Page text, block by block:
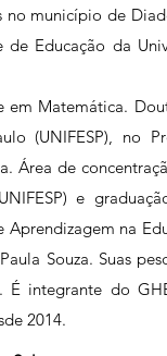
no município de
Educação da
em Matemática.
(UNIFESP), no
Área de
e
na
Souza. Suas
É integrante do
2014.